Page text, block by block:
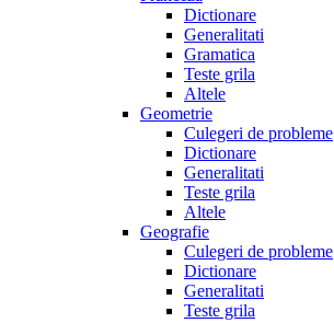
Dictionare
Generalitati
Gramatica
Teste grila
Altele
Geometrie
Culegeri de probleme
Dictionare
Generalitati
Teste grila
Altele
Geografie
Culegeri de probleme
Dictionare
Generalitati
Teste grila